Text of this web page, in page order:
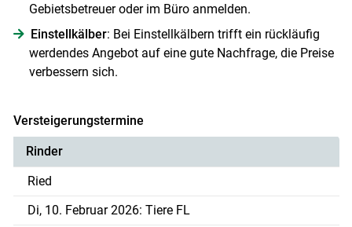
Gebietsbetreuer oder im Büro anmelden.
Einstellkälber: Bei Einstellkälbern trifft ein rückläufig
werdendes Angebot auf eine gute Nachfrage, die Preise
verbessern sich.
Versteigerungstermine
Rinder
Ried
Di, 10. Februar 2026: Tiere FL